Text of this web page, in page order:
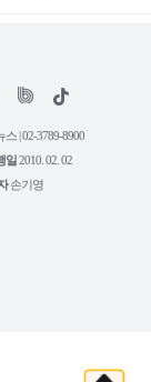
틱
| 02-3789-8900
일2010. 02. 02
손기영